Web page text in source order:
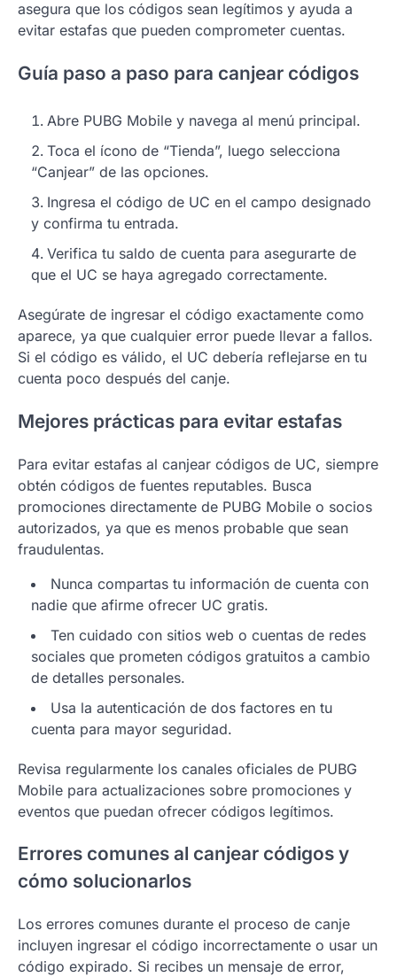
asegura que los códigos sean legítimos y ayuda a
evitar estafas que pueden comprometer cuentas.
Guía paso a paso para canjear códigos
Abre PUBG Mobile y navega al menú principal.
Toca el ícono de “Tienda”, luego selecciona
“Canjear” de las opciones.
Ingresa el código de UC en el campo designado
y confirma tu entrada.
Verifica tu saldo de cuenta para asegurarte de
que el UC se haya agregado correctamente.
Asegúrate de ingresar el código exactamente como
aparece, ya que cualquier error puede llevar a fallos.
Si el código es válido, el UC debería reflejarse en tu
cuenta poco después del canje.
Mejores prácticas para evitar estafas
Para evitar estafas al canjear códigos de UC, siempre
obtén códigos de fuentes reputables. Busca
promociones directamente de PUBG Mobile o socios
autorizados, ya que es menos probable que sean
fraudulentas.
Nunca compartas tu información de cuenta con
nadie que afirme ofrecer UC gratis.
Ten cuidado con sitios web o cuentas de redes
sociales que prometen códigos gratuitos a cambio
de detalles personales.
Usa la autenticación de dos factores en tu
cuenta para mayor seguridad.
Revisa regularmente los canales oficiales de PUBG
Mobile para actualizaciones sobre promociones y
eventos que puedan ofrecer códigos legítimos.
Errores comunes al canjear códigos y
cómo solucionarlos
Los errores comunes durante el proceso de canje
incluyen ingresar el código incorrectamente o usar un
código expirado. Si recibes un mensaje de error,